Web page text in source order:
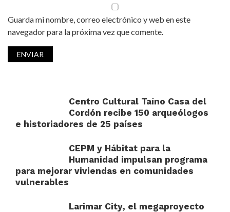
Guarda mi nombre, correo electrónico y web en este
navegador para la próxima vez que comente.
Centro Cultural Taíno Casa del
Cordón recibe 150 arqueólogos
e historiadores de 25 países
CEPM y Hábitat para la
Humanidad impulsan programa
para mejorar viviendas en comunidades
vulnerables
Larimar City, el megaproyecto